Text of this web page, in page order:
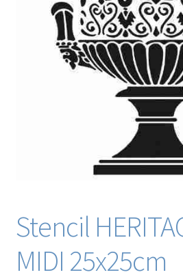
Over mij
Stencil
MIDI 25x25cm